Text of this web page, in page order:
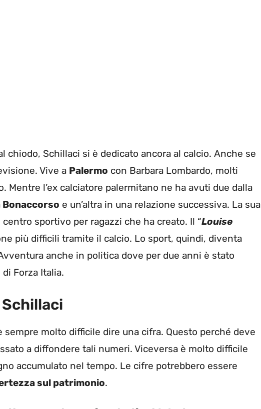
chiodo, Schillaci si è dedicato ancora al calcio. Anche se
Vive a Palermo con Barbara Lombardo, molti
Mentre l’ex calciatore palermitano ne ha avuti due dalla
Bonaccorso e un’altra in una relazione successiva. La sua
sportivo per ragazzi che ha creato. Il “Louise
più difficili tramite il calcio. Lo sport, quindi, diventa
anche in politica dove per due anni è stato
Forza Italia.
sempre molto difficile dire una cifra. Questo perché deve
a diffondere tali numeri. Viceversa è molto difficile
accumulato nel tempo. Le cifre potrebbero essere
sul patrimonio.